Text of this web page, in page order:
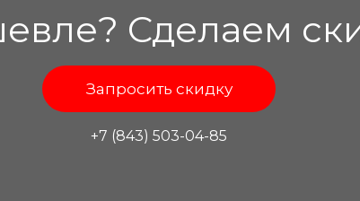
Сделаем
Запросить скидку
+7 (843) 503-04-85